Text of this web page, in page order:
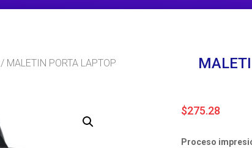
/ MALETIN PORTA LAPTOP
$275.28
Proceso